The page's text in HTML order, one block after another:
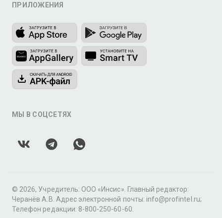
ПРИЛОЖЕНИЯ
МЫ В СОЦСЕТЯХ
© 2026, Учредитель: ООО «Инсис». Главный редактор:
Черанёв А.В. Адрес электронной почты: info@profintel.ru;
Телефон редакции: 8-800-250-60-60.